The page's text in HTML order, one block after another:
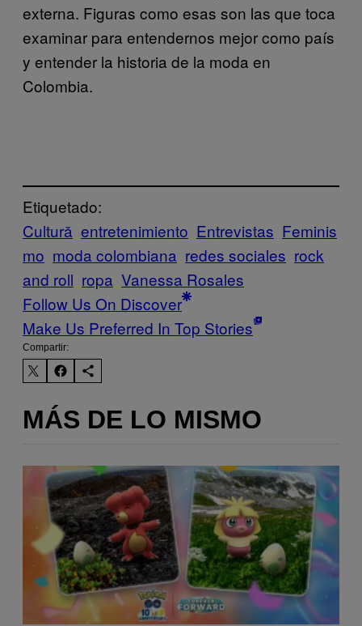
externa. Figuras como esas son las que toca
examinar para entendernos mejor como país
y entender la historia de la moda en
Colombia.
Etiquetado:
Cultură entretenimiento Entrevistas Feminis
mo moda colombiana redes sociales rock
and roll ropa Vanessa Rosales
Follow Us On Discover
Make Us Preferred In Top Stories
Compartir:
MÁS DE LO MISMO